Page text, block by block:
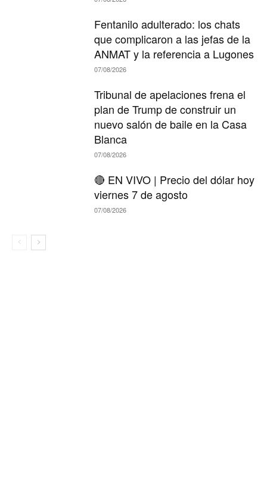
Fentanilo adulterado: los chats
que complicaron a las jefas de la
ANMAT y la referencia a Lugones
07/08/2026
Tribunal de apelaciones frena el
plan de Trump de construir un
nuevo salón de baile en la Casa
Blanca
07/08/2026
🔴 EN VIVO | Precio del dólar hoy
viernes 7 de agosto
07/08/2026